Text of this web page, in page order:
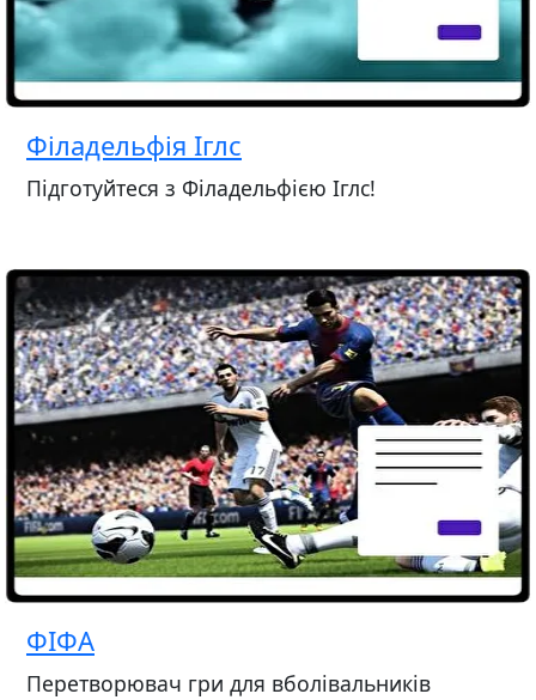
Філадельфія Іглс
Підготуйтеся з Філадельфією Іглс!
ФІФА
Перетворювач гри для вболівальників